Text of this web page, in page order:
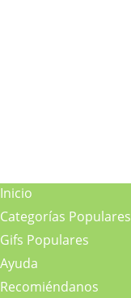
Inicio
Categorías Populares
Gifs Populares
Ayuda
Recomiéndanos